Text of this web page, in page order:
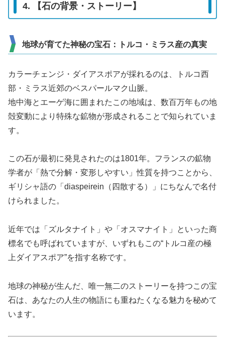
4. 【石の背景・ストーリー】
地球が育てた神秘の宝石：トルコ・ミラス産の真実
カラーチェンジ・ダイアスポアが採れるのは、トルコ西
部・ミラス近郊のベスパールマク山脈。
地中海とエーゲ海に囲まれたこの地域は、数百万年もの地
殻変動により特殊な鉱物が形成されることで知られていま
す。
この石が最初に発見されたのは1801年。フランスの鉱物
学者が「熱で分解・変形しやすい」性質を持つことから、
ギリシャ語の「diaspeirein（四散する）」にちなんで名付
けられました。
近年では「ズルタナイト」や「オスマナイト」といった商
標名でも呼ばれていますが、いずれもこの“トルコ産の極
上ダイアスポア”を指す名称です。
地球の神秘が生んだ、唯一無二のストーリーを持つこの宝
石は、あなたの人生の物語にも重ねたくなる魅力を秘めて
います。